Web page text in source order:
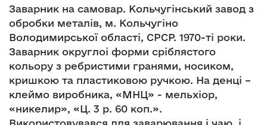
Заварник на самовар. Кольчугінський завод з
обробки металів, м. Кольчугіно
Володимирської області, СРСР. 1970-ті роки.
Заварник округлоі форми сріблястого
кольору з ребристими гранями, носиком,
кришкою та пластиковою ручкою. На денці –
клеймо виробника, «МНЦ» - мельхіор,
«никелир», «Ц. 3 р. 60 коп.».